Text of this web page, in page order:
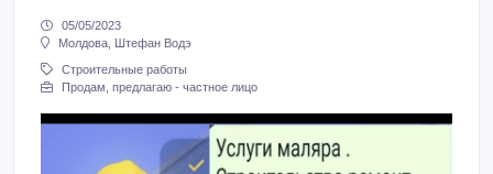
05/05/2023
Молдова, Штефан Водэ
Строительные работы
Продам, предлагаю - частное лицо